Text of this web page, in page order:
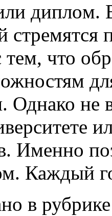
диплoм.
стремятся
тем, что
Однако не
Именно
Каждый
в